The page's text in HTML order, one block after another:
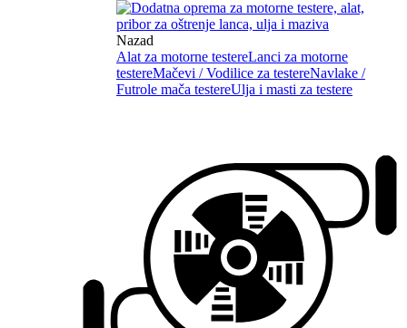
Nazad
Alat za motorne testereLanci za motorne
testereMačevi / Vodilice za testereNavlake /
Futrole mača testereUlja i masti za testere